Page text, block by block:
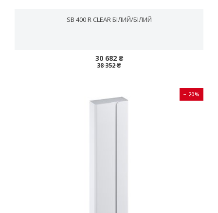
SB 400 R CLEAR БІЛИЙ/БІЛИЙ
30 682 ₴
38 352 ₴
− 20%